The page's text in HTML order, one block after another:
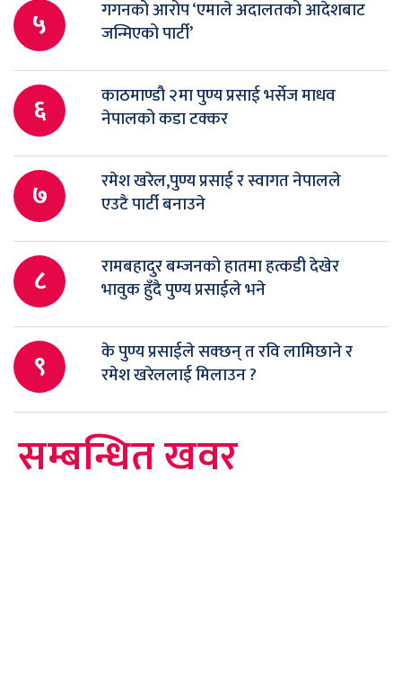
५
गगनको आरोप ‘एमाले अदालतको आदेशबाट
जन्मिएको पार्टी’
६
काठमाण्डौ २मा पुण्य प्रसाई भर्सेज माधव
नेपालको कडा टक्कर
७
रमेश खरेल,पुण्य प्रसाई र स्वागत नेपालले
एउटै पार्टी बनाउने
८
रामबहादुर बम्जनको हातमा हत्कडी देखेर
भावुक हुँदै पुण्य प्रसाईले भने
९
के पुण्य प्रसाईले सक्छन् त रवि लामिछाने र
रमेश खरेललाई मिलाउन ?
सम्बन्धित खवर